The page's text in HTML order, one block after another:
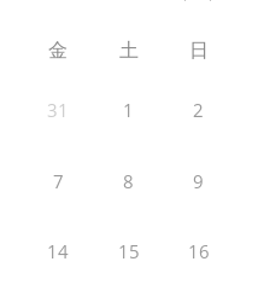
金 土 日
31 1 2
7 8 9
14 15 16